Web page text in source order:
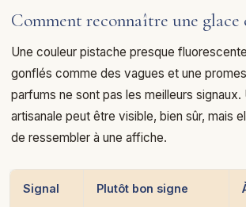
Comment reconnaître une glace
Une couleur pistache presque
gonflés comme des vagues et une
parfums ne sont pas les meilleurs signaux.
artisanale peut être visible, bien sûr, mais
de ressembler à une affiche.
Signal Plutôt bon signe